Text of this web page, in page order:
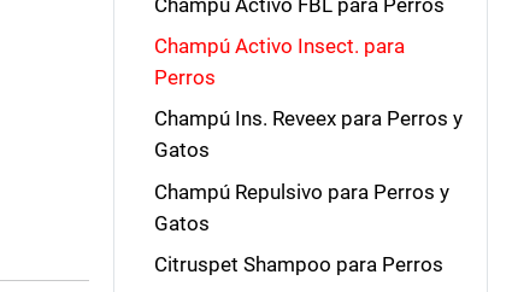
Champú Activo Insect. para
Perros
Champú Ins. Reveex para Perros y
Gatos
Champú Repulsivo para Perros y
Gatos
Citruspet Shampoo para Perros